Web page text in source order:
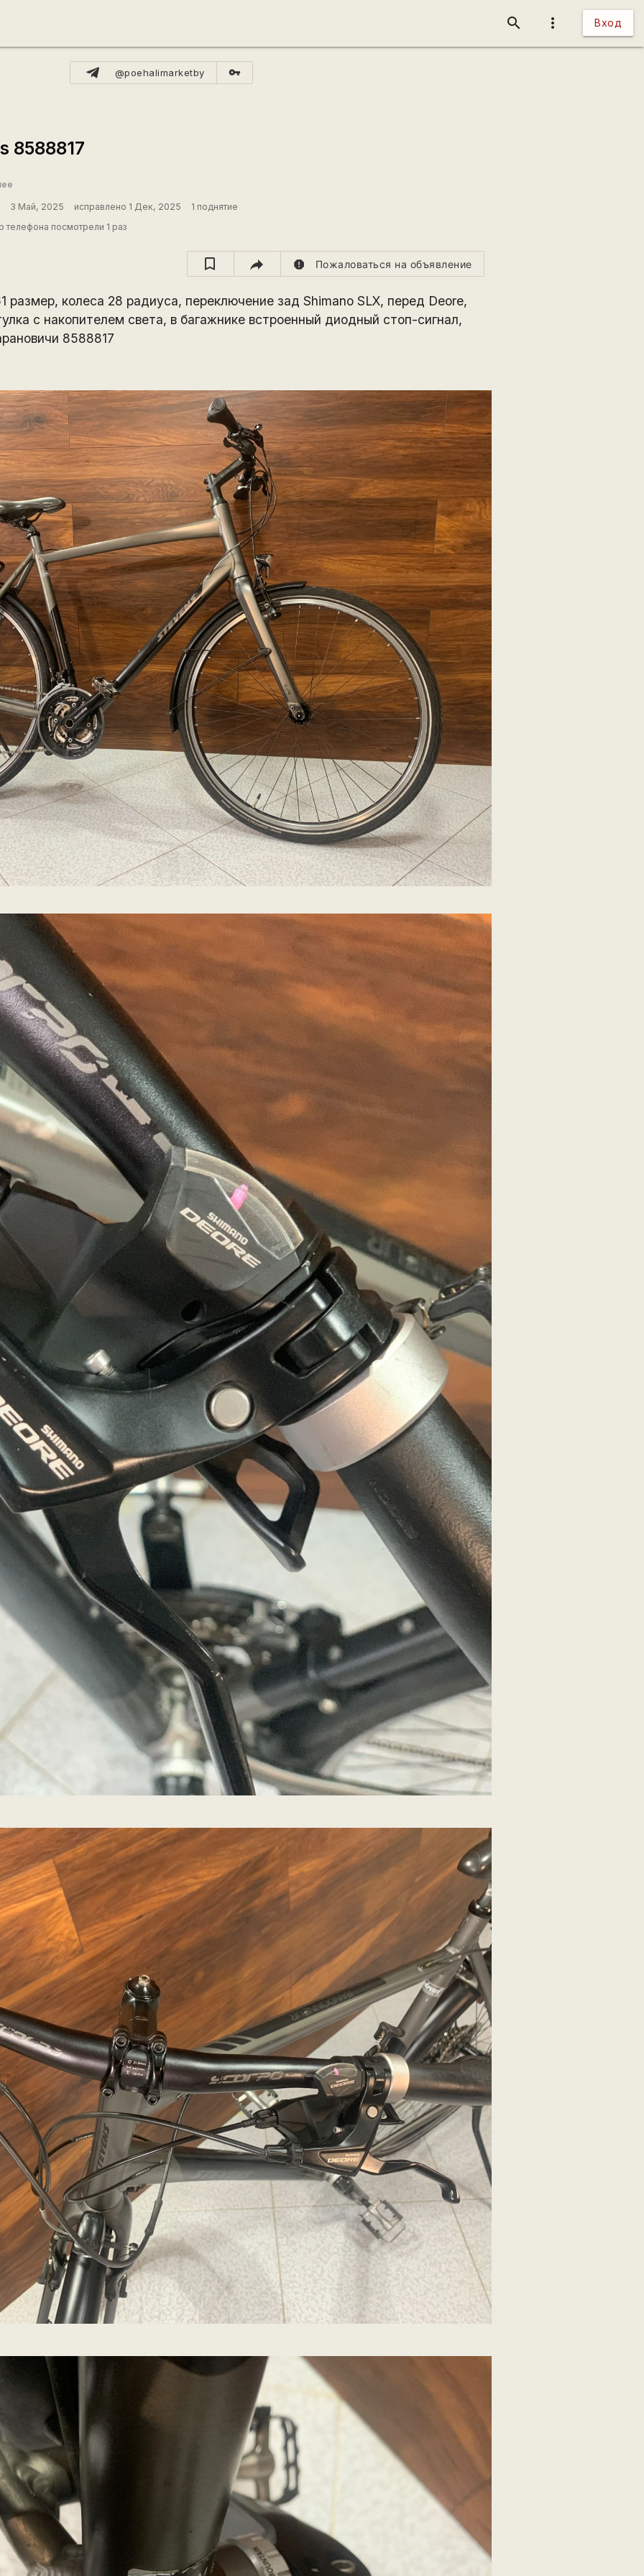
more_vert Вход
search
@poehalimarketby vpn_key
8588817
3 Май, 2025 исправлено 1 Дек, 2025
1 поднятие
телефона посмотрели 1 раз
report Пожаловаться на объявление
колеса 28 радиуса, переключение зад Shimano SLX, перед Deore,
с накопителем света, в багажнике встроенный диодный стоп-сигнал,
8588817